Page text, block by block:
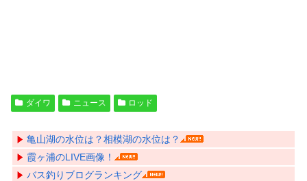
ダイワ ニュース ロッド
亀山湖の水位は？相模湖の水位は？
霞ヶ浦のLIVE画像！
バス釣りブログランキング